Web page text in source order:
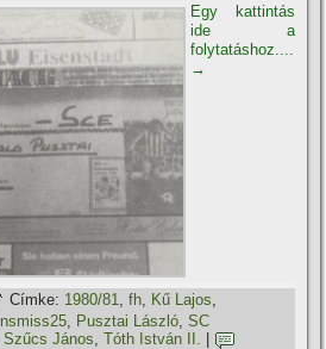
Egy kattintás
ide a
folytatáshoz....
→
Címke: 1980/81 ,fh Kű Lajos
nsmiss25 Pusztai László ,SC
,Szűcs János ,Tóth István II.